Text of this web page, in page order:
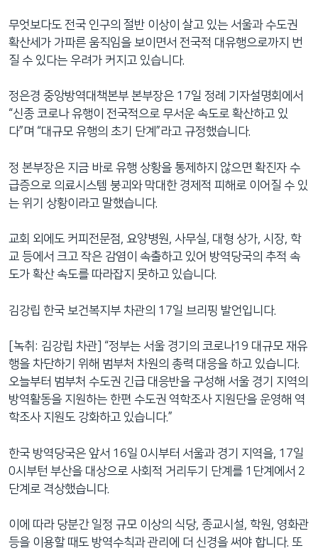
무엇보다도 전국 인구의 절반 이상이 살고 있는 서울과 수도권
확산세가 가파른 움직임을 보이면서 전국적 대유행으로까지 번
질 수 있다는 우려가 커지고 있습니다.
정은경 중앙방역대책본부 본부장은 17일 정례 기자설명회에서
“신종 코로나 유행이 전국적으로 무서운 속도로 확산하고 있
다”며 “대규모 유행의 초기 단계”라고 규정했습니다.
정 본부장은 지금 바로 유행 상황을 통제하지 않으면 확진자 수
급증으로 의료시스템 붕괴와 막대한 경제적 피해로 이어질 수 있
는 위기 상황이라고 말했습니다.
교회 외에도 커피전문점, 요양병원, 사무실, 대형 상가, 시장, 학
교 등에서 크고 작은 감염이 속출하고 있어 방역당국의 추적 속
도가 확산 속도를 따라잡지 못하고 있습니다.
김강립 한국 보건복지부 차관의 17일 브리핑 발언입니다.
[녹취: 김강립 차관] “정부는 서울 경기의 코로나19 대규모 재유
행을 차단하기 위해 범부처 차원의 총력 대응을 하고 있습니다.
오늘부터 범부처 수도권 긴급 대응반을 구성해 서울 경기 지역의
방역활동을 지원하는 한편 수도권 역학조사 지원단을 운영해 역
학조사 지원도 강화하고 있습니다.”
한국 방역당국은 앞서 16일 0시부터 서울과 경기 지역을, 17일
0시부턴 부산을 대상으로 사회적 거리두기 단계를 1단계에서 2
단계로 격상했습니다.
이에 따라 당분간 일정 규모 이상의 식당, 종교시설, 학원, 영화관
등을 이용할 때도 방역수칙과 관리에 더 신경을 써야 합니다. 또